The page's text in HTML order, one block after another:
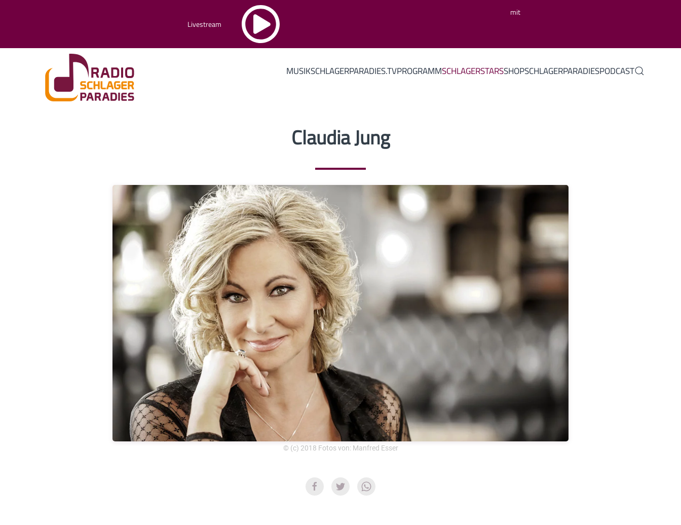
Livestream
mit
MUSIKSCHLAGERPARADIES.TVPROGRAMMSCHLAGERSTARSSHOPSCHLAGERPARADIESPODCAST
Claudia Jung
© (c) 2018 Fotos von: Manfred Esser